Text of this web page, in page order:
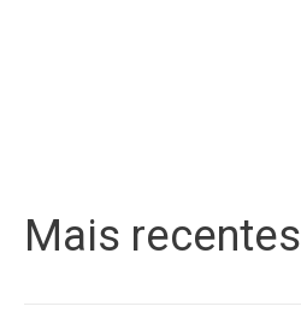
Mais recentes